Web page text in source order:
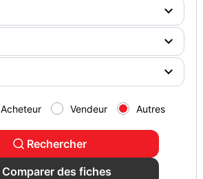
Acheteur Vendeur Autres
Rechercher
Comparer des fiches